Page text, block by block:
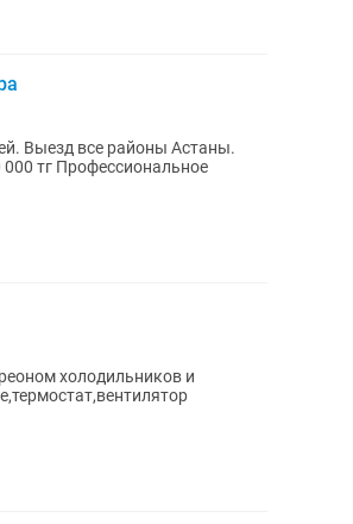
тг Профессиональное